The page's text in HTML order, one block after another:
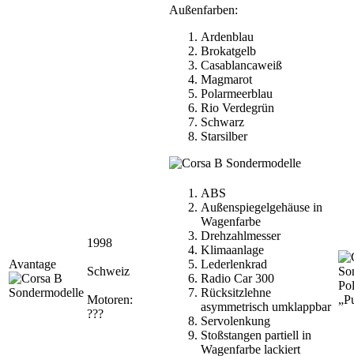
Außenfarben:
Ardenblau
Brokatgelb
Casablancaweiß
Magmarot
Polarmeerblau
Rio Verdegrün
Schwarz
Starsilber
Avantage
1998
Schweiz
Motoren:
???
ABS
Außenspiegelgehäuse in
Wagenfarbe
Drehzahlmesser
Klimaanlage
Lederlenkrad
Radio Car 300
Rücksitzlehne
asymmetrisch umklappbar
Servolenkung
Stoßstangen partiell in
Wagenfarbe lackiert